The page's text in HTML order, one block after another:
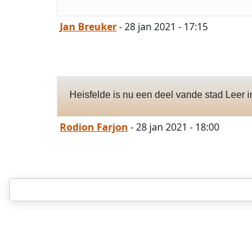
Jan Breuker- 28 jan 2021 - 17:15
Heisfelde is nu een deel vande stad Leer
Rodion Farjon - 28 jan 2021 - 18:00